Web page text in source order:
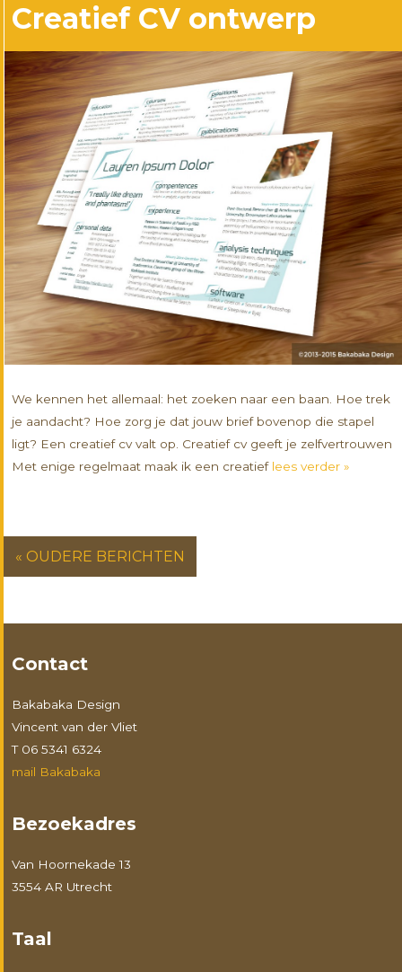
Creatief CV ontwerp
We kennen het allemaal: het zoeken naar een baan. Hoe trek
je aandacht? Hoe zorg je dat jouw brief bovenop die stapel
ligt? Een creatief cv valt op. Creatief cv geeft je zelfvertrouwen
Met enige regelmaat maak ik een creatief lees verder »
« OUDERE BERICHTEN
Contact
Bakabaka Design
Vincent van der Vliet
T 06 5341 6324
mail Bakabaka
Bezoekadres
Van Hoornekade 13
3554 AR Utrecht
Taal